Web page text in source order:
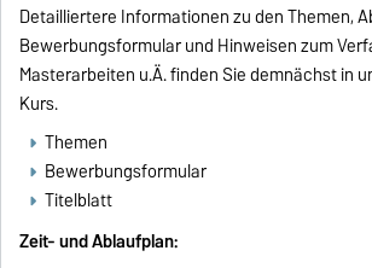
Detailliertere Informationen zu den Themen,
Bewerbungsformular und Hinweisen zum
Masterarbeiten u.Ä. finden Sie demnächst in
Kurs.
Themen
Bewerbungsformular
Titelblatt
Zeit- und Ablaufplan: